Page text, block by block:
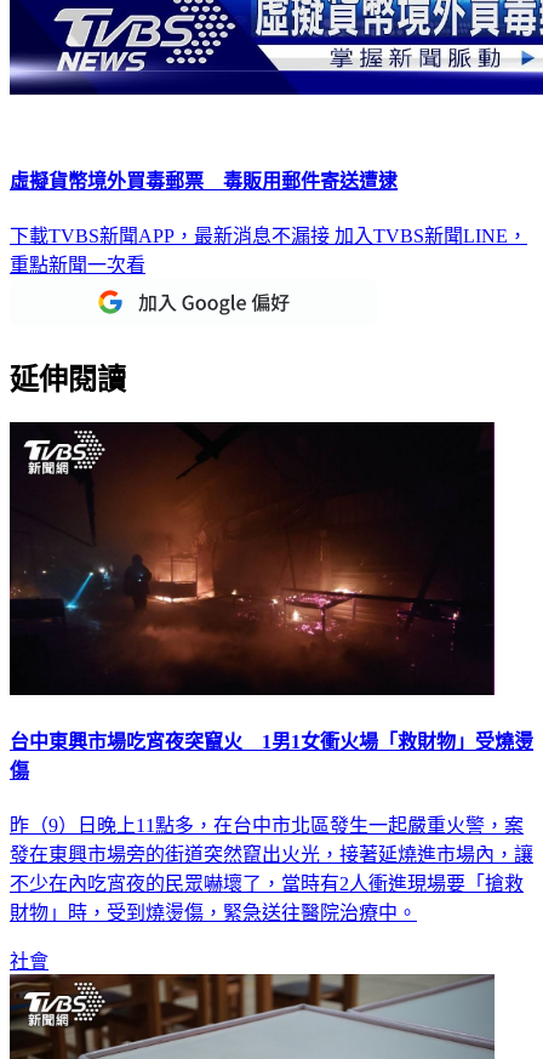
虛擬貨幣境外買毒郵票 毒販用郵件寄送遭逮
下載TVBS新聞APP，最新消息不漏接 加入TVBS新聞LINE，
重點新聞一次看
延伸閱讀
台中東興市場吃宵夜突竄火 1男1女衝火場「救財物」受燒燙
傷
昨（9）日晚上11點多，在台中市北區發生一起嚴重火警，案
發在東興市場旁的街道突然竄出火光，接著延燒進市場內，讓
不少在內吃宵夜的民眾嚇壞了，當時有2人衝進現場要「搶救
財物」時，受到燒燙傷，緊急送往醫院治療中。
社會